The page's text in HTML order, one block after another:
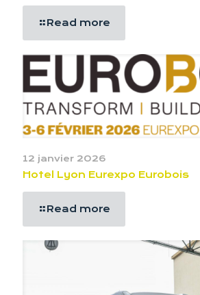
Read more
12 janvier 2026
Hotel Lyon Eurexpo Eurobois
Read more